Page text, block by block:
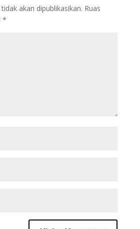
akan dipublikasikan. Ruas
*